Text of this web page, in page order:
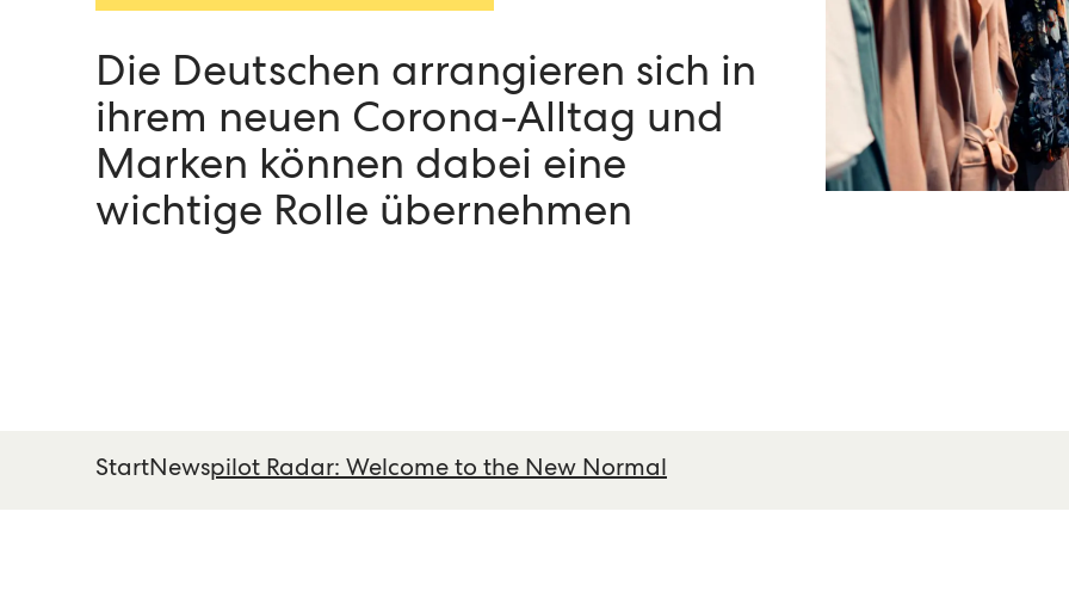
Die Deutschen arrangieren sich in
ihrem neuen Corona-Alltag und
Marken können dabei eine
wichtige Rolle übernehmen
StartNewspilot Radar: Welcome to the New Normal